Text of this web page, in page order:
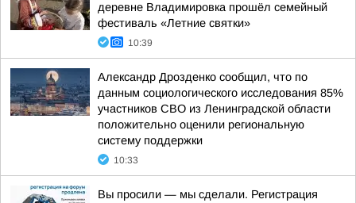
деревне Владимировка прошёл семейный
фестиваль «Летние святки»
10:39
Александр Дрозденко сообщил, что по
данным социологического исследования 85%
участников СВО из Ленинградской области
положительно оценили региональную
систему поддержки
10:33
Вы просили — мы сделали. Регистрация